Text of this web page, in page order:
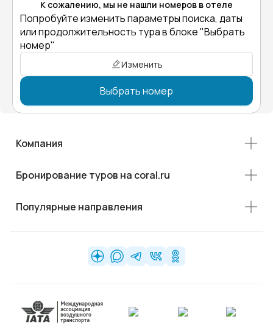
К сожалению, мы не нашли номеров в отеле
Попробуйте изменить параметры поиска, даты
или продолжительность тура в блоке "Выбрать
номер"
Изменить
Выбрать номер
Компания
Бронирование туров на coral.ru
Популярные направления